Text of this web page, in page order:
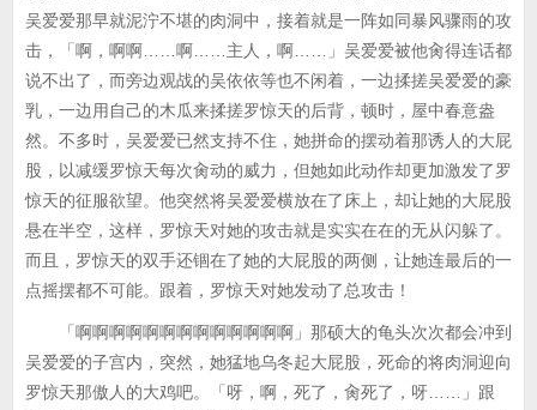
吴爱爱那早就泥泞不堪的肉洞中，接着就是一阵如同暴风骤雨的攻
击，「啊，啊啊……啊……主人，啊……」吴爱爱被他肏得连话都
说不出了，而旁边观战的吴依依等也不闲着，一边揉搓吴爱爱的豪
乳，一边用自己的木瓜来揉搓罗惊天的后背，顿时，屋中春意盎
然。不多时，吴爱爱已然支持不住，她拼命的摆动着那诱人的大屁
股，以减缓罗惊天每次肏动的威力，但她如此动作却更加激发了罗
惊天的征服欲望。他突然将吴爱爱横放在了床上，却让她的大屁股
悬在半空，这样，罗惊天对她的攻击就是实实在在的无从闪躲了。
而且，罗惊天的双手还锢在了她的大屁股的两侧，让她连最后的一
点摇摆都不可能。跟着，罗惊天对她发动了总攻击！
「啊啊啊啊啊啊啊啊啊啊啊啊啊」那硕大的龟头次次都会冲到
吴爱爱的子宫内，突然，她猛地乌冬起大屁股，死命的将肉洞迎向
罗惊天那傲人的大鸡吧。「呀，啊，死了，肏死了，呀……」跟